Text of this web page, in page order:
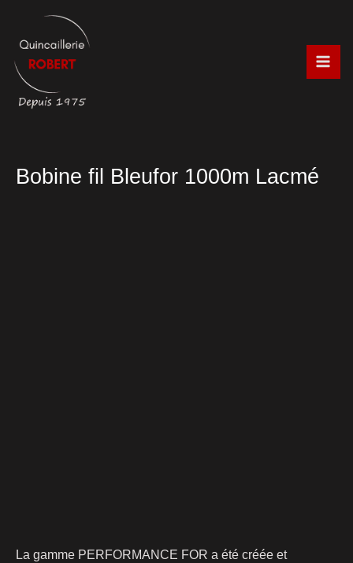
contenu
Bobine fil Bleufor 1000m Lacmé
La gamme PERFORMANCE FOR a été créée et